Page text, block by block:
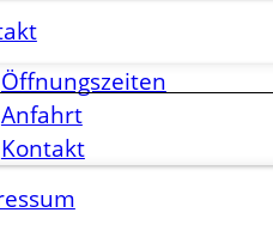
Öffnungszeiten
Anfahrt
Kontakt